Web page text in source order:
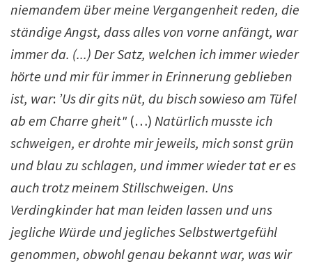
niemandem über meine Vergangenheit reden, die
ständige Angst, dass alles von vorne anfängt, war
immer da. (...) Der Satz, welchen ich immer wieder
hörte und mir für immer in Erinnerung geblieben
ist, war: ’Us dir gits nüt, du bisch sowieso am Tüfel
ab em Charre gheit" (…) Natürlich musste ich
schweigen, er drohte mir jeweils, mich sonst grün
und blau zu schlagen, und immer wieder tat er es
auch trotz meinem Stillschweigen. Uns
Verdingkinder hat man leiden lassen und uns
jegliche Würde und jegliches Selbstwertgefühl
genommen, obwohl genau bekannt war, was wir